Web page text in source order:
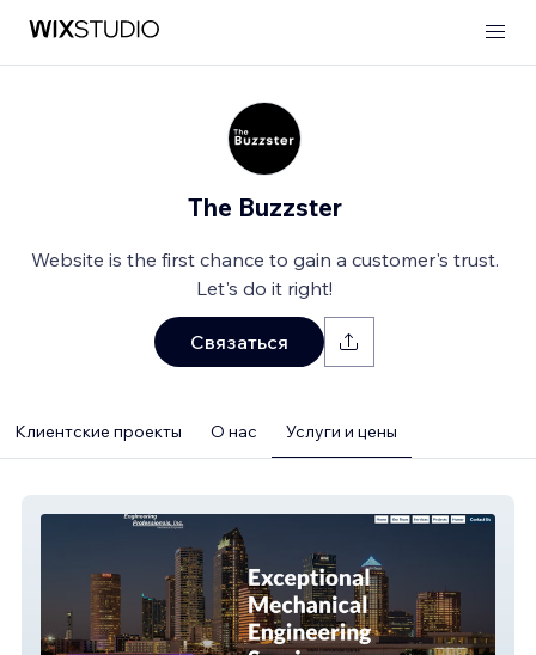
The Buzzster
Website is the first chance to gain a customer's trust.
Let's do it right!
Связаться
Клиентские проекты О нас Услуги и цены